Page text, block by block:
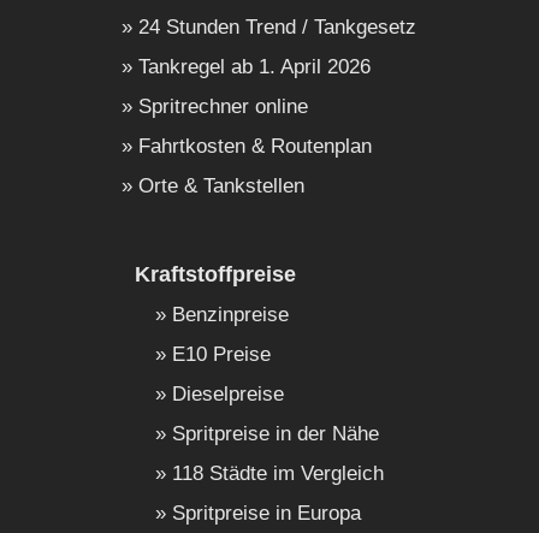
24 Stunden Trend / Tankgesetz
Tankregel ab 1. April 2026
Spritrechner online
Fahrtkosten & Routenplan
Orte & Tankstellen
Kraftstoffpreise
Benzinpreise
E10 Preise
Dieselpreise
Spritpreise in der Nähe
118 Städte im Vergleich
Spritpreise in Europa